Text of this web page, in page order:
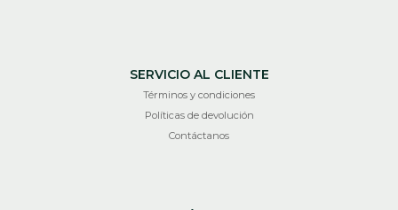
SERVICIO AL CLIENTE
Términos y condiciones
Políticas de devolución
Contáctanos